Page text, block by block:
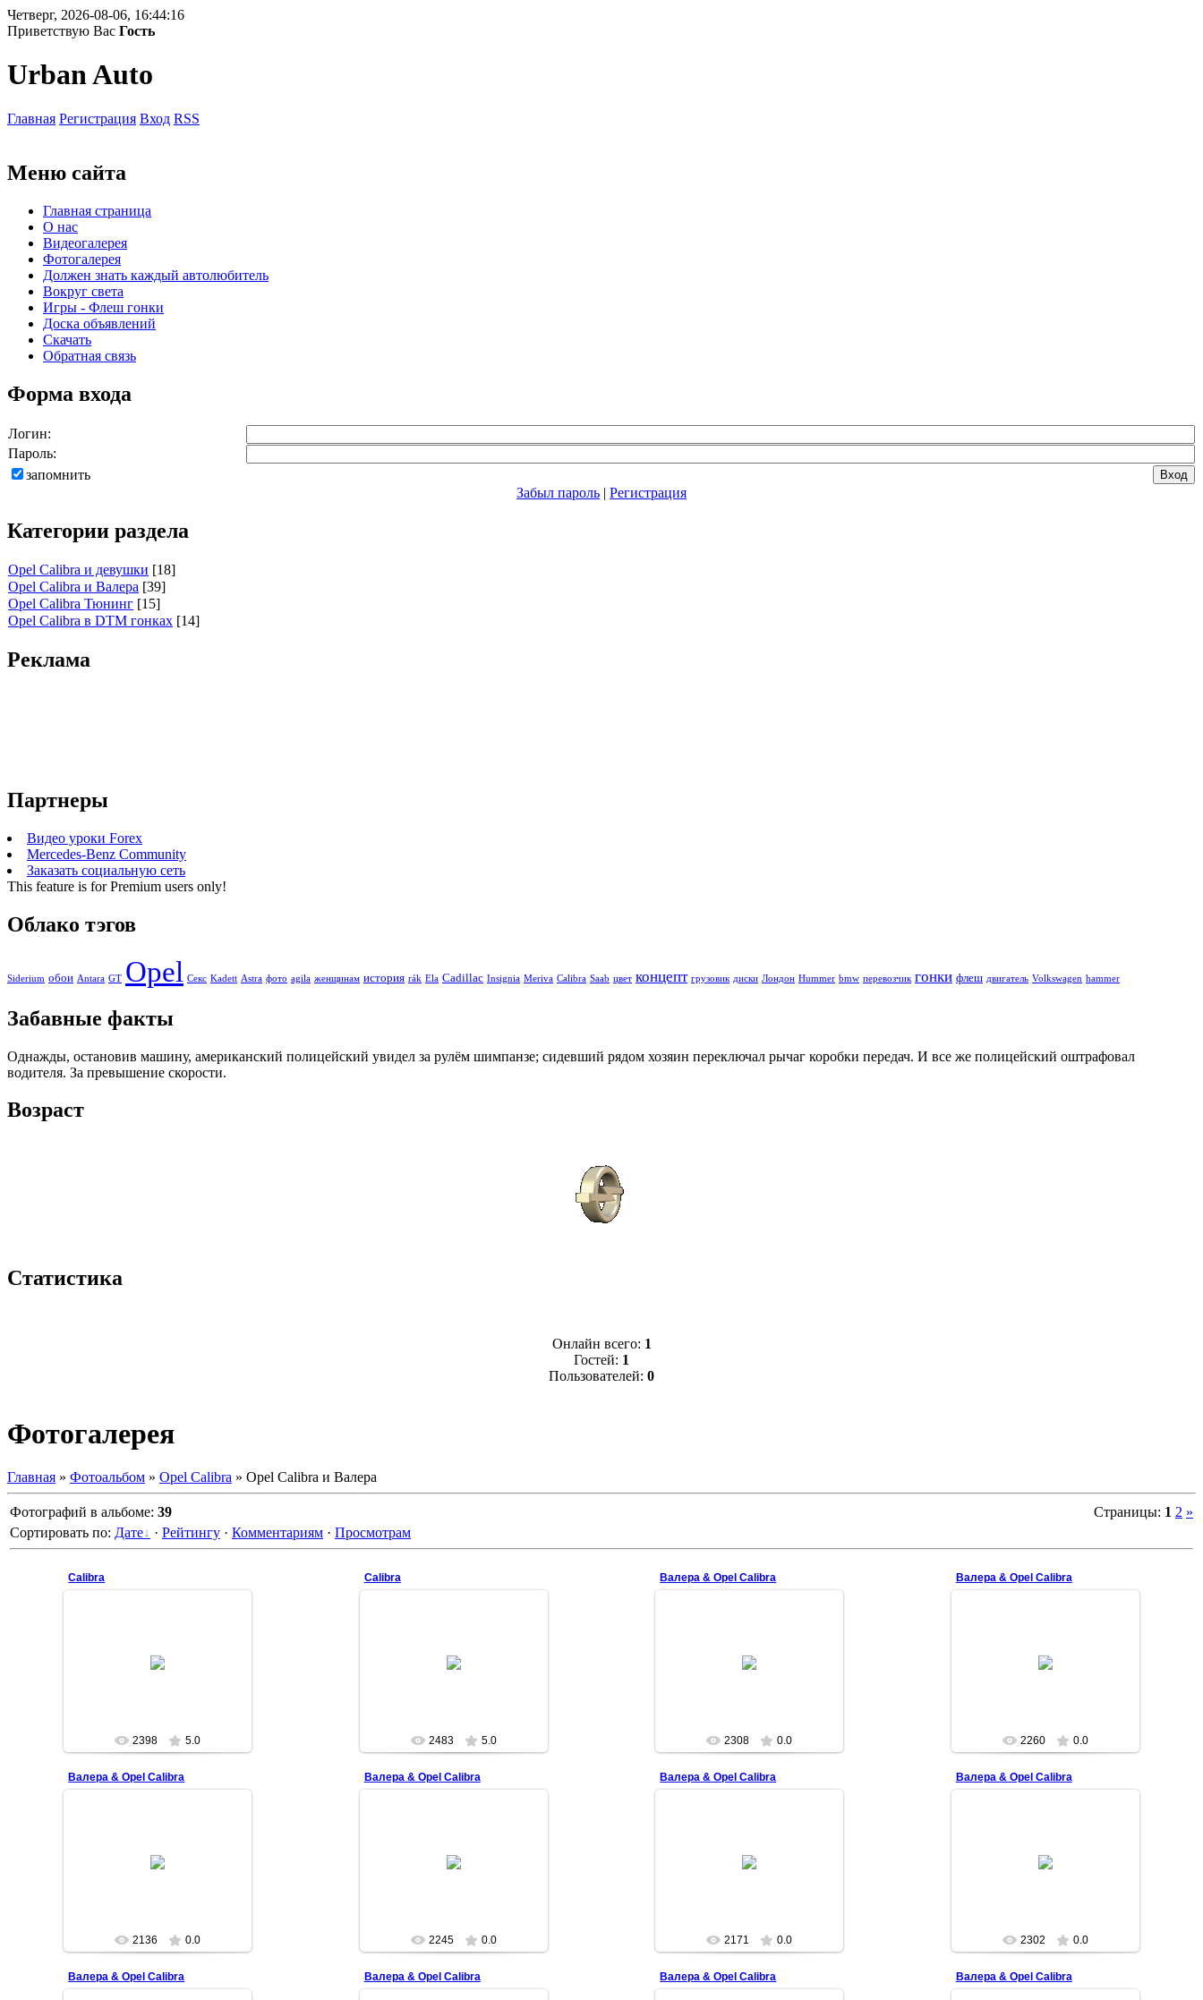
Четверг, 2026-08-06, 16:44:16
Приветствую Вас Гость
Urban Auto
Главная Регистрация Вход RSS
Меню сайта
Главная страница
О нас
Видеогалерея
Фотогалерея
Должен знать каждый автолюбитель
Вокруг света
Игры - Флеш гонки
Доска объявлений
Скачать
Обратная связь
Форма входа
Логин:
Пароль:
запомнить
Забыл пароль | Регистрация
Категории раздела
Opel Calibra и девушки [18]
Opel Calibra и Валера [39]
Opel Calibra Тюнинг [15]
Opel Calibra в DTM гонках [14]
Реклама
Партнеры
Видео уроки Forex
Mercedes-Benz Community
Заказать социальную сеть
This feature is for Premium users only!
Облако тэгов
Siderium обои Antara GT Opel Секс Kadett Astra фото agila женщинам история rák Ela Cadillac Insignia Meriva Calibra Saab цвет концепт грузовик диски Лондон Hummer bmw перевозчик гонки флеш двигатель Volkswagen hammer
Забавные факты
Однажды, остановив машину, американский полицейский увидел за рулём шимпанзе; сидевший рядом хозяин переключал рычаг коробки передач. И все же полицейский оштрафовал
водителя. За превышение скорости.
Возраст
Статистика
Онлайн всего: 1
Гостей: 1
Пользователей: 0
Фотогалерея
Главная » Фотоальбом » Opel Calibra » Opel Calibra и Валера
Фотографий в альбоме: 39 Страницы: 1 2 »
Сортировать по: Дате · Рейтингу · Комментариям · Просмотрам
Calibra
2398 5.0
Calibra
2483 5.0
Валера & Opel Calibra
2308 0.0
Валера & Opel Calibra
2260 0.0
Валера & Opel Calibra
2136 0.0
Валера & Opel Calibra
2245 0.0
Валера & Opel Calibra
2171 0.0
Валера & Opel Calibra
2302 0.0
Валера & Opel Calibra Валера & Opel Calibra Валера & Opel Calibra Валера & Opel Calibra